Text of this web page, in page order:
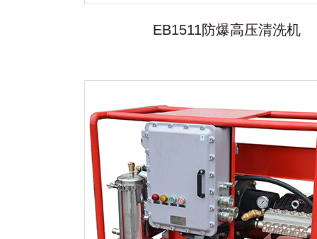
EB1511防爆高压清洗机